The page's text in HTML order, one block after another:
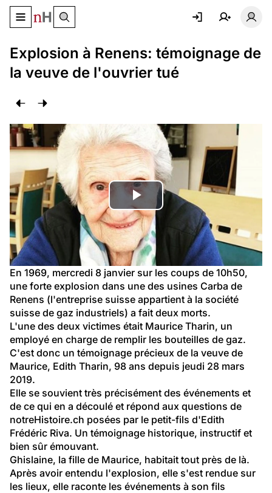
Basculer le menu de navigation
Explosion à Renens: témoignage de
la veuve de l'ouvrier tué
Lire
la
vidéo
En 1969, mercredi 8 janvier sur les coups de 10h50,
une forte explosion dans une des usines Carba de
Renens (l'entreprise suisse appartient à la société
suisse de gaz industriels) a fait deux morts.
L'une des deux victimes était Maurice Tharin, un
employé en charge de remplir les bouteilles de gaz.
C'est donc un témoignage précieux de la veuve de
Maurice, Edith Tharin, 98 ans depuis jeudi 28 mars
2019.
Elle se souvient très précisément des événements et
de ce qui en a découlé et répond aux questions de
notreHistoire.ch posées par le petit-fils d'Edith
Frédéric Riva. Un témoignage historique, instructif et
bien sûr émouvant.
Ghislaine, la fille de Maurice, habitait tout près de là.
Après avoir entendu l'explosion, elle s'est rendue sur
les lieux, elle raconte les événements à son fils